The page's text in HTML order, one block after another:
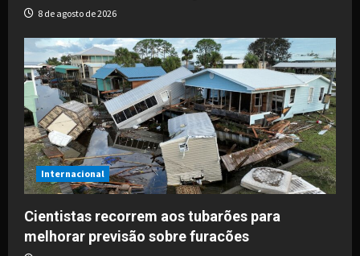
8 de agosto de 2026
Internacional
Cientistas recorrem aos tubarões para
melhorar previsão sobre furacões